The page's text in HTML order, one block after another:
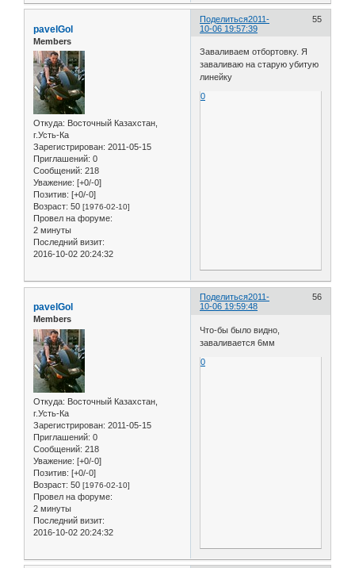
Поделиться 55
2011-
10-06 19:57:39
pavelGol
Members
Откуда: Восточный Казахстан,
г.Усть-Ка
Зарегистрирован: 2011-05-15
Приглашений: 0
Сообщений: 218
Уважение: [+0/-0]
Позитив: [+0/-0]
Возраст: 50 [1976-02-10]
Провел на форуме:
2 минуты
Последний визит:
2016-10-02 20:24:32
Заваливаем отбортовку. Я
заваливаю на старую убитую
линейку
0
Поделиться 56
2011-
10-06 19:59:48
pavelGol
Members
Откуда: Восточный Казахстан,
г.Усть-Ка
Зарегистрирован: 2011-05-15
Приглашений: 0
Сообщений: 218
Уважение: [+0/-0]
Позитив: [+0/-0]
Возраст: 50 [1976-02-10]
Провел на форуме:
2 минуты
Последний визит:
2016-10-02 20:24:32
Что-бы было видно,
заваливается 6мм
0